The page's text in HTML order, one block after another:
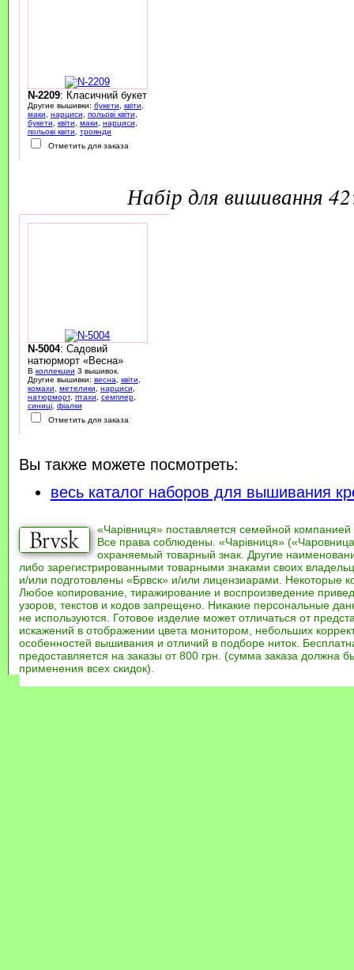
N-2209: Класичний букет
Другие вышивки: букети квіти
маки
нарциси польові квіти
букети
квіти маки нарциси
польові квіти
троянди
Отметить для заказа
набір для вишивання
N-5004: Садовий
натюрморт «Весна»
В коллекции 3 вышивок.
Другие вышивки: весна квіти
комахи
метелики нарциси
натюрморт, птахи семплер,
синиці, фіалки
Отметить для заказа
Вы также можете посмотреть:
весь каталог наборов для вышивания
«Чарівниця» поставляется семейной компанией
Все права соблюдены. «Чарівниця»
охраняемый товарный знак. Другие
либо зарегистрированными товарными знаками своих
и/или подготовлены «Брвск» и/или лицензиарами. Некоторые
Любое копирование, тиражирование и воспроизведение
узоров, текстов и кодов запрещено. Никакие персональные
не используются. Готовое изделие может отличаться от
искажений в отображении цвета монитором, небольших
особенностей вышивания и отличий в подборе ниток.
предоставляется на заказы от 800 грн. (сумма заказа должна
применения всех скидок).